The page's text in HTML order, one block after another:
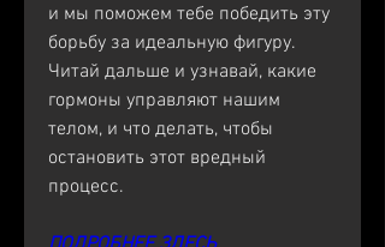
и мы поможем тебе победить эту
борьбу за идеальную фигуру.
Читай дальше и узнавай, какие
гормоны управляют нашим
телом, и что делать, чтобы
остановить этот вредный
процесс.